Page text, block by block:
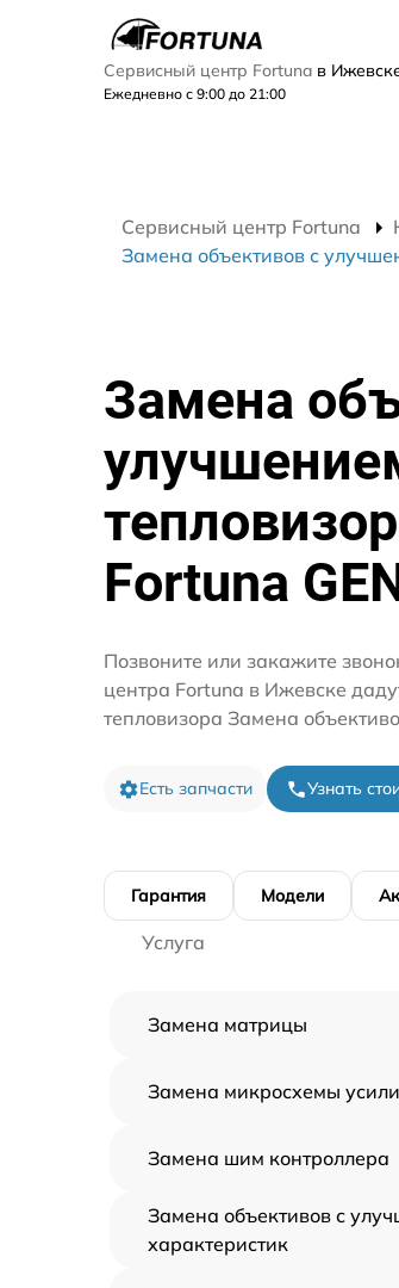
Сервисный центр Fortuna в
Ежедневно с 9:00 до 21:00
Сервисный центр Fortuna
Замена объективов с
Замена
Fortuna
Позвоните или закажите
центра Fortuna в Ижевске
тепловизора Замена
Есть запчасти Узнать
Гарантия Модели
Услуга
Замена матрицы
Замена микросхемы
Замена шим контроллера
Замена объективов с
характеристик